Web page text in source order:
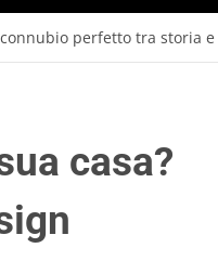
perfetto tra storia
casa?